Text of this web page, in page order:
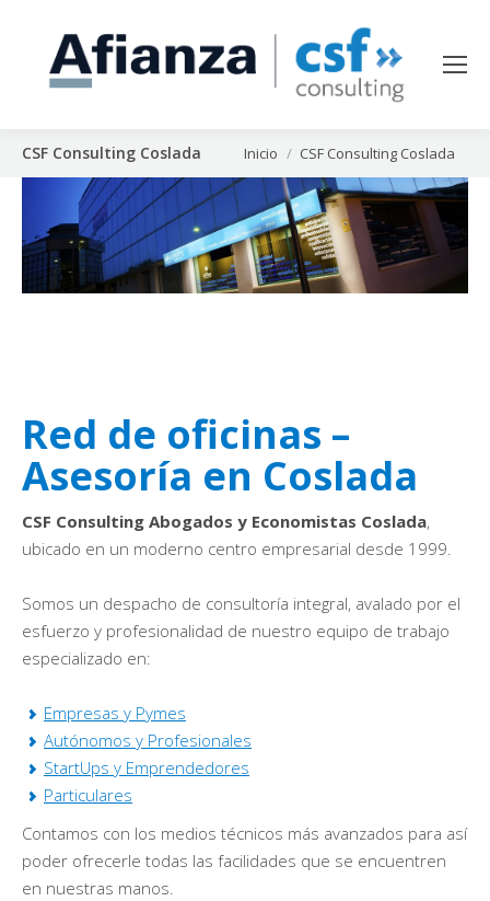
CSF Consulting Coslada Estás aquí:
Inicio CSF Consulting Coslada
Red de oficinas –
Asesoría en Coslada
CSF Consulting Abogados y Economistas Coslada,
ubicado en un moderno centro empresarial desde 1999.
Somos un despacho de consultoría integral, avalado por el
esfuerzo y profesionalidad de nuestro equipo de trabajo
especializado en:
Empresas y Pymes
Autónomos y Profesionales
StartUps y Emprendedores
Particulares
Contamos con los medios técnicos más avanzados para así
poder ofrecerle todas las facilidades que se encuentren
en nuestras manos.